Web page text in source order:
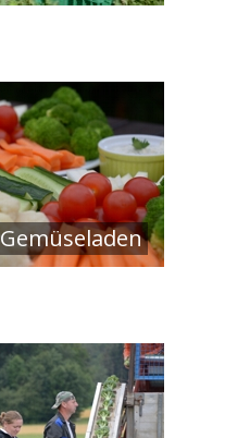
Gemüseladen